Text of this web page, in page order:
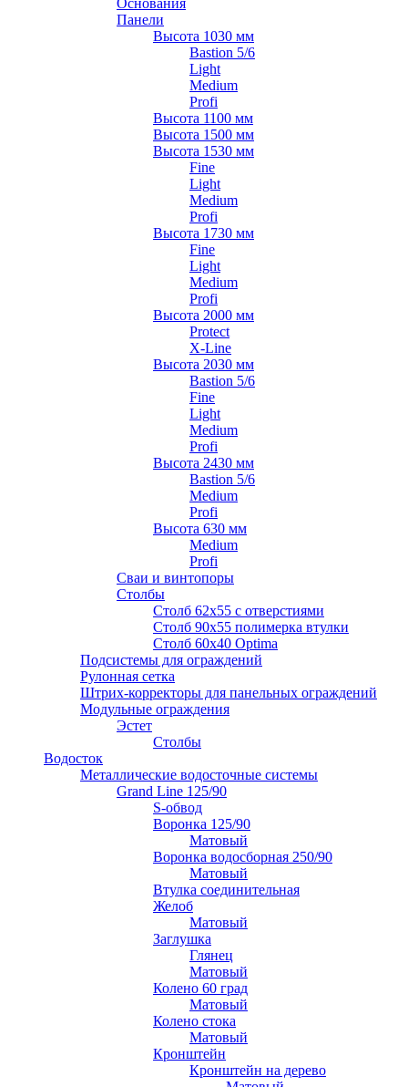
Основания
Панели
Высота 1030 мм
Bastion 5/6
Light
Medium
Profi
Высота 1100 мм
Высота 1500 мм
Высота 1530 мм
Fine
Light
Medium
Profi
Высота 1730 мм
Fine
Light
Medium
Profi
Высота 2000 мм
Protect
X-Line
Высота 2030 мм
Bastion 5/6
Fine
Light
Medium
Profi
Высота 2430 мм
Bastion 5/6
Medium
Profi
Высота 630 мм
Medium
Profi
Сваи и винтопоры
Столбы
Cтолб 62х55 с отверстиями
Cтолб 90х55 полимерка втулки
Столб 60х40 Optima
Подсистемы для ограждений
Рулонная сетка
Штрих-корректоры для панельных ограждений
Модульные ограждения
Эстет
Столбы
Водосток
Металлические водосточные системы
Grand Line 125/90
S-обвод
Воронка 125/90
Матовый
Воронка водосборная 250/90
Матовый
Втулка соединительная
Желоб
Матовый
Заглушка
Глянец
Матовый
Колено 60 град
Матовый
Колено стока
Матовый
Кронштейн
Кронштейн на дерево